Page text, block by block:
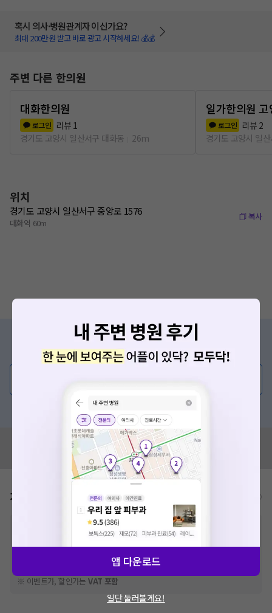
혹시 의사·병원관계자 이신가요?
최대 200만원 받고 바로 광고 시작하세요! 💰💰
주변 다른 한의원
대화한의원
로그인 리뷰 1
경기도 고양시 일산서구 대화동
26m
일가한의원
로그인 리뷰 2
경기도 고양시 일
위치
경기도 고양시 일산서구 중앙로 1576
대화역 60m
복사
증상/치료, 궁금한 점이 있나요?
의사가 직접 답해드려요!
혹은, 의료상담 서비스에 다양한 게시글 보러가기
혹시 잘못된 병원정보가 있나요?
모두닥 팀에 알려주세요!
가격표
비급여 항목의 경우,추가비용 등으로 실제 가격과 상이할 수 있으니, 정확
한 가격은 해당 의료기관에 직접 문의해주세요.
※급여 항목의 경우,건강보험심사평가원에 고지되어 있는 급여 진료 기준 가
격입니다. (진료와 연관된 복합적인 비용이 추가되어, 병원마다 금액이 다르게
산정될 수 있는 점 참고 바랍니다.)
※ 이벤트가, 할인가는VAT 포함
앱 다운로드
일단 둘러볼게요!